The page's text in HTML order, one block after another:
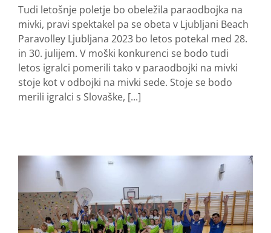
Tudi letošnje poletje bo obeležila paraodbojka na
mivki, pravi spektakel pa se obeta v Ljubljani Beach
Paravolley Ljubljana 2023 bo letos potekal med 28.
in 30. julijem. V moški konkurenci se bodo tudi
letos igralci pomerili tako v paraodbojki na mivki
stoje kot v odbojki na mivki sede. Stoje se bodo
merili igralci s Slovaške, [...]